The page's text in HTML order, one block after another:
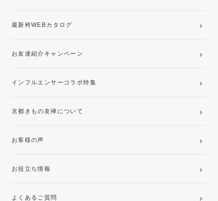
最新袴WEBカタログ
お友達紹介キャンペーン
インフルエンサーコラボ特集
京都きもの友禅について
お客様の声
お役立ち情報
よくあるご質問